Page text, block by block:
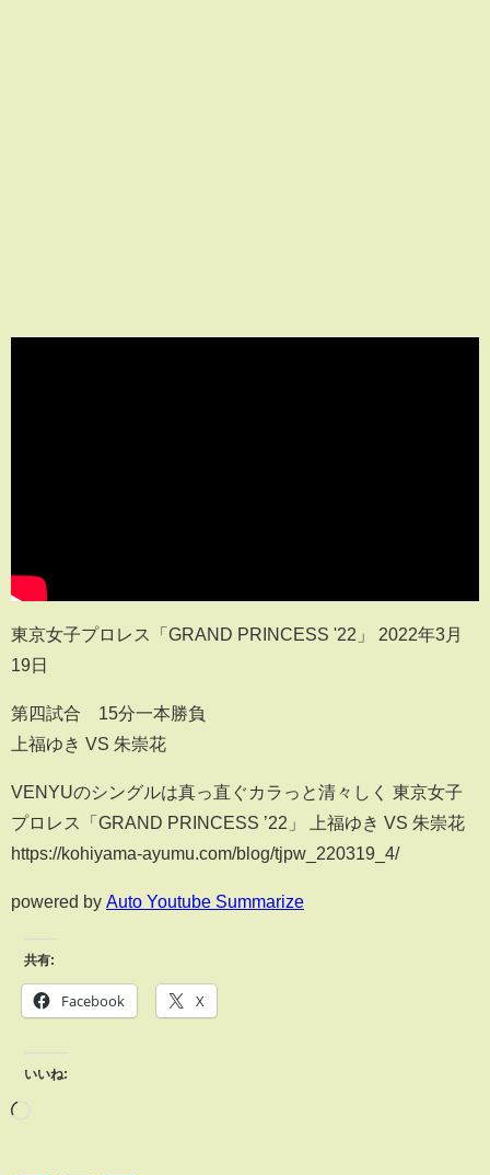
東京女子プロレス「GRAND PRINCESS '22」 2022年3月
19日
第四試合 15分一本勝負
上福ゆき VS 朱崇花
VENYUのシングルは真っ直ぐカラっと清々しく 東京女子
プロレス「GRAND PRINCESS ’22」 上福ゆき VS 朱崇花
https://kohiyama-ayumu.com/blog/tjpw_220319_4/
powered by Auto Youtube Summarize
共有:
Facebook X
いいね: